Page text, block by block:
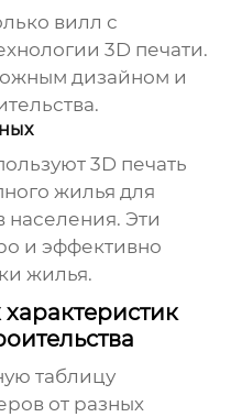
вилл с
3D печати.
дизайном и
3D печать
жилья для
населения. Эти
и эффективно
жилья.
таблицу
от разных